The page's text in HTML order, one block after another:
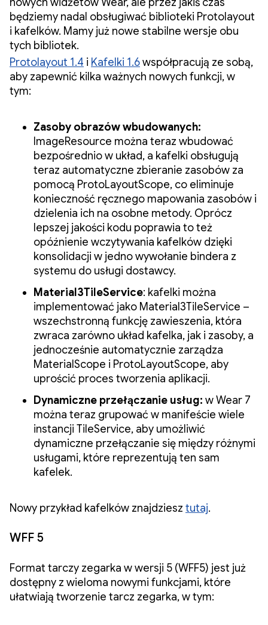
będziemy nadal obsługiwać biblioteki Protolayout
i kafelków. Mamy już nowe stabilne wersje obu
tych bibliotek.
Protolayout 1.4 i Kafelki 1.6współpracują ze sobą,
aby zapewnić kilka ważnych nowych funkcji, w
tym:
Zasoby obrazów wbudowanych:
ImageResource można teraz wbudować
bezpośrednio w układ, a kafelki obsługują
teraz automatyczne zbieranie zasobów za
pomocą ProtoLayoutScope, co eliminuje
konieczność ręcznego mapowania zasobów i
dzielenia ich na osobne metody. Oprócz
lepszej jakości kodu poprawia to też
opóźnienie wczytywania kafelków dzięki
konsolidacji w jedno wywołanie bindera z
systemu do usługi dostawcy.
Material3TileService: kafelki można
implementować jako Material3TileService –
wszechstronną funkcję zawieszenia, która
zwraca zarówno układ kafelka, jak i zasoby, a
jednocześnie automatycznie zarządza
MaterialScope i ProtoLayoutScope, aby
uprościć proces tworzenia aplikacji.
Dynamiczne przełączanie usług: w Wear 7
można teraz grupować w manifeście wiele
instancji TileService, aby umożliwić
dynamiczne przełączanie się między różnymi
usługami, które reprezentują ten sam
kafelek.
Nowy przykład kafelków znajdziesz tutaj.
WFF 5
Format tarczy zegarka w wersji 5 (WFF5) jest już
dostępny z wieloma nowymi funkcjami, które
ułatwiają tworzenie tarcz zegarka, w tym: